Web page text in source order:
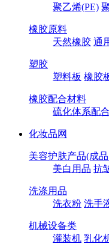
聚乙烯(PE)
橡胶原料
天然橡胶 通
塑胶
塑料板 橡胶
橡胶配合材料
硫化体系配
化妆品网
美容护肤产品(成
美白用品 抗
洗涤用品
洗衣粉 洗手
机械设备类
灌装机 乳化